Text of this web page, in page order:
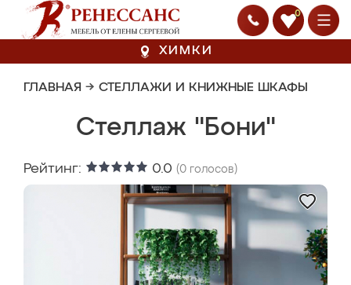
0
ХИМКИ
ГЛАВНАЯ → СТЕЛЛАЖИ И КНИЖНЫЕ ШКАФЫ
Стеллаж "Бони"
Рейтинг: 0.0 (0 голосов)